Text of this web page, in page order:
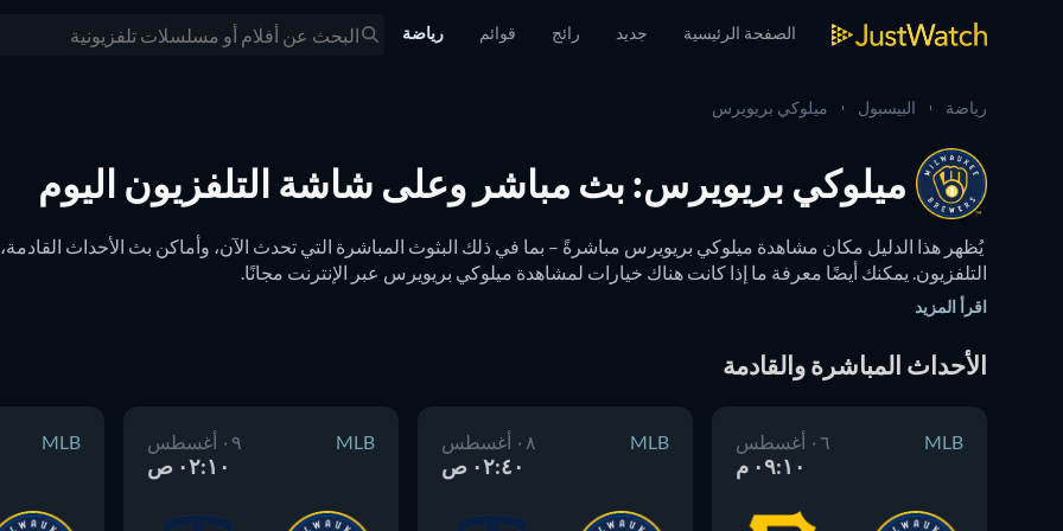
الصفحة الرئيسية جديد رائج قوائم رياضة
رياضة البيسبول ميلوكي بريويرس
ميلوكي بريويرس: بث مباشر وعلى شاشة التلفزيون اليوم
التلفزيون. يمكنك أيضًا معرفة ما إذا كانت هناك خيارات لمشاهدة ميلوكي بريويرس عبر الإنترنت مجانًا.
اقرأ المزيد
الأحداث المباشرة والقادمة
MLB ٠٦ أغسطس
٠٩:١٠ م
MLB ٠٨ أغسطس
٠٢:٤٠ ص
MLB ٠٩ أغسطس
٠٢:١٠ ص
MLB